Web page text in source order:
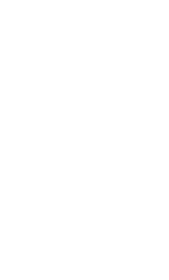
사 최대 6년 및 그 계열회